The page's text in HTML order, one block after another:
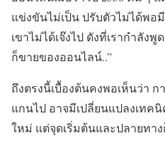
แข่งขันไม่เป็น ปรับตัวไม่ได้พ
เขาไม่ได้เจ๊งไป ดังที่เรากำลัง
ก็ขายของออนไลน์..”
ถึงตรงนี้เบื้องต้นคงพอเห็นว่า
แกนไป อาจมีเปลี่ยนแปลงเทค
ใหม่ แต่จุดเริ่มต้นและปลายทา